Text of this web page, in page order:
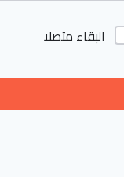
البقاء متصلا